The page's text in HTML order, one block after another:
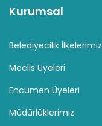
Kurumsal
Belediyecilik İlkelerimiz
Meclis Üyeleri
Encümen Üyeleri
Müdürlüklerimiz